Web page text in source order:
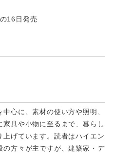
16日発売
心に、素材の使い方や照明、
具や小物に至るまで、暮らし
げています。読者はハイエン
の方々が主ですが、建築家・デ